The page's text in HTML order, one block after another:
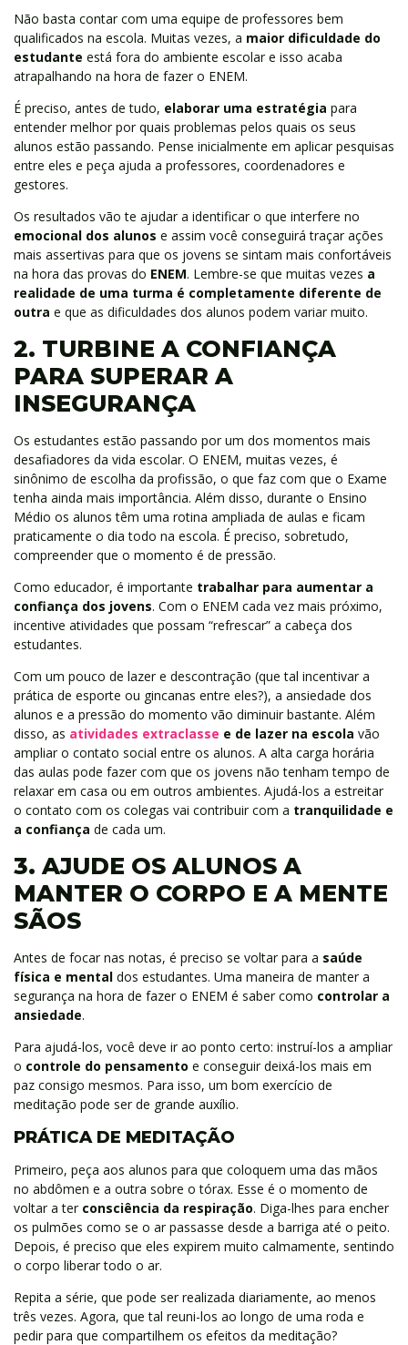
Não basta contar com uma equipe de professores bem
qualificados na escola. Muitas vezes, a maior dificuldade do
estudante está fora do ambiente escolar e isso acaba
atrapalhando na hora de fazer o ENEM.
É preciso, antes de tudo, elaborar uma estratégia para
entender melhor por quais problemas pelos quais os seus
alunos estão passando. Pense inicialmente em aplicar pesquisas
entre eles e peça ajuda a professores, coordenadores e
gestores.
Os resultados vão te ajudar a identificar o que interfere no
emocional dos alunos e assim você conseguirá traçar ações
mais assertivas para que os jovens se sintam mais confortáveis
na hora das provas do ENEM. Lembre-se que muitas vezes a
realidade de uma turma é completamente diferente de
outra e que as dificuldades dos alunos podem variar muito.
2. TURBINE A CONFIANÇA
PARA SUPERAR A
INSEGURANÇA
Os estudantes estão passando por um dos momentos mais
desafiadores da vida escolar. O ENEM, muitas vezes, é
sinônimo de escolha da profissão, o que faz com que o Exame
tenha ainda mais importância. Além disso, durante o Ensino
Médio os alunos têm uma rotina ampliada de aulas e ficam
praticamente o dia todo na escola. É preciso, sobretudo,
compreender que o momento é de pressão.
Como educador, é importante trabalhar para aumentar a
confiança dos jovens. Com o ENEM cada vez mais próximo,
incentive atividades que possam “refrescar” a cabeça dos
estudantes.
Com um pouco de lazer e descontração (que tal incentivar a
prática de esporte ou gincanas entre eles?), a ansiedade dos
alunos e a pressão do momento vão diminuir bastante. Além
disso, as atividades extraclasse e de lazer na escola vão
ampliar o contato social entre os alunos. A alta carga horária
das aulas pode fazer com que os jovens não tenham tempo de
relaxar em casa ou em outros ambientes. Ajudá-los a estreitar
o contato com os colegas vai contribuir com a tranquilidade e
a confiança de cada um.
3. AJUDE OS ALUNOS A
MANTER O CORPO E A MENTE
SÃOS
Antes de focar nas notas, é preciso se voltar para a saúde
física e mental dos estudantes. Uma maneira de manter a
segurança na hora de fazer o ENEM é saber como controlar a
ansiedade.
Para ajudá-los, você deve ir ao ponto certo: instruí-los a ampliar
o controle do pensamento e conseguir deixá-los mais em
paz consigo mesmos. Para isso, um bom exercício de
meditação pode ser de grande auxílio.
PRÁTICA DE MEDITAÇÃO
Primeiro, peça aos alunos para que coloquem uma das mãos
no abdômen e a outra sobre o tórax. Esse é o momento de
voltar a ter consciência da respiração. Diga-lhes para encher
os pulmões como se o ar passasse desde a barriga até o peito.
Depois, é preciso que eles expirem muito calmamente, sentindo
o corpo liberar todo o ar.
Repita a série, que pode ser realizada diariamente, ao menos
três vezes. Agora, que tal reuni-los ao longo de uma roda e
pedir para que compartilhem os efeitos da meditação?